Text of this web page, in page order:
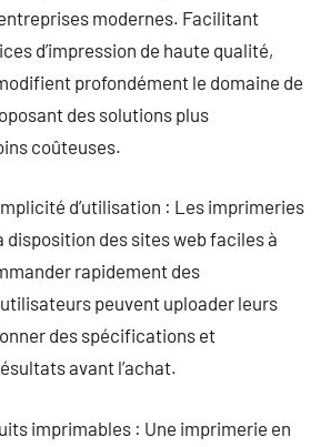
modernes. Facilitant
d’impression de haute qualité,
profondément le domaine de
des solutions plus
coûteuses.
d’utilisation : Les imprimeries
disposition des sites web faciles à
rapidement des
peuvent uploader leurs
des spécifications et
avant l’achat.
imprimables : Une imprimerie en